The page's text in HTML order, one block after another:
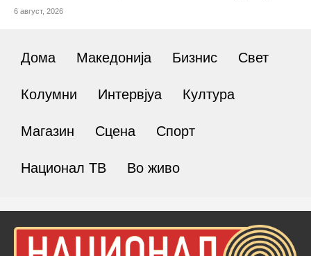
6 август, 2026
Дома Македонија Бизнис Свет
Колумни Интервјуа Култура
Магазин Сцена Спорт
Национал ТВ Во живо